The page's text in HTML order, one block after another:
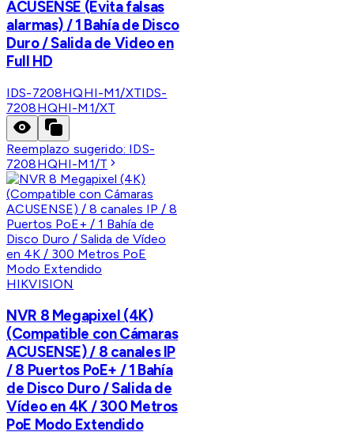
ACUSENSE (Evita falsas
alarmas) / 1 Bahía de Disco
Duro / Salida de Video en
Full HD
IDS-7208HQHI-M1/XTIDS-
7208HQHI-M1/XT
Reemplazo sugerido: IDS-
7208HQHI-M1/T
HIKVISION
NVR 8 Megapixel (4K)
(Compatible con Cámaras
ACUSENSE) / 8 canales IP
/ 8 Puertos PoE+ / 1 Bahía
de Disco Duro / Salida de
Vídeo en 4K / 300 Metros
PoE Modo Extendido